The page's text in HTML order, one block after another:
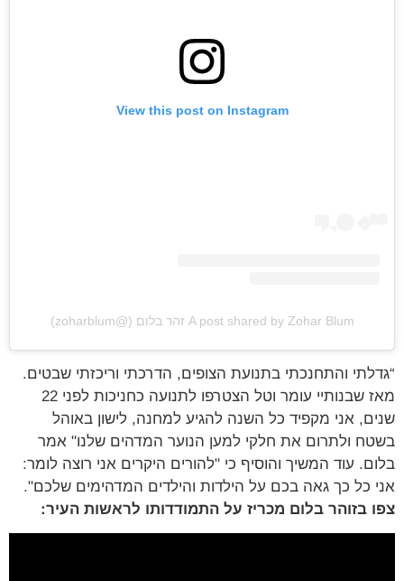
View this post on Instagram
A post shared by Zohar Blum זהר בלום (@zoharblum)
והתחנכתי בתנועת הצופים, הדרכתי וריכזתי שבטים.
מאז שבנותיי עומר וטל הצטרפו לתנועה כחניכות לפני 22
אני מקפיד כל השנה להגיע למחנה, לישון באוהל
ולתרום את חלקי למען הנוער המדהים שלנו" אמר
עוד המשיך והוסיף כי "להורים היקרים אני רוצה לומר:
כל כך גאה בכם על הילדות והילדים המדהימים שלכם".
בזוהר בלום מכריז על התמודדותו לראשות העיר: